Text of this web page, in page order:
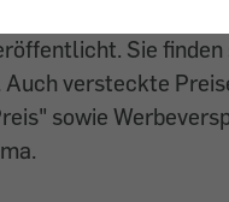
Sie finden
versteckte
sowie